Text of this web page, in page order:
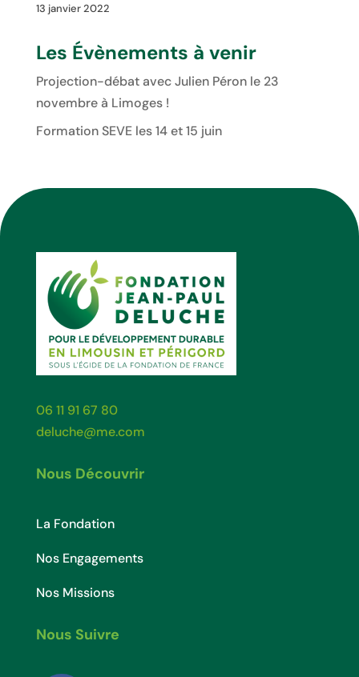
13 janvier 2022
Les Évènements à venir
Projection-débat avec Julien Péron le 23
novembre à Limoges !
Formation SEVE les 14 et 15 juin
06 11 91 67 80
deluche@me.com
Nous Découvrir
La Fondation
Nos Engagements
Nos Missions
Nous Suivre